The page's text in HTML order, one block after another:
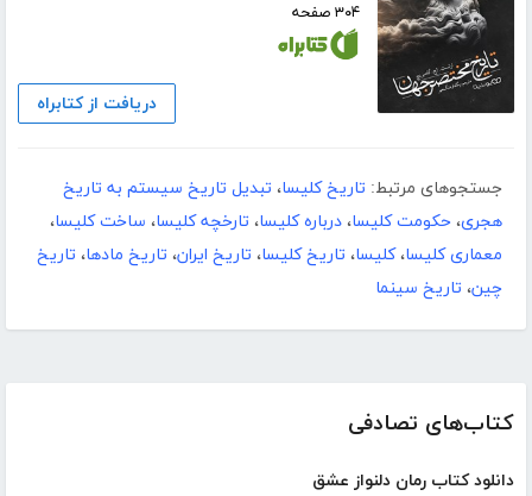
کتاب‌های تصادفی
دانلود کتاب رمان دلنواز عشق
۳۰۴ صفحه
دریافت از کتابراه
جستجوهای مرتبط: تاریخ کلیسا، تبدیل تاریخ سیستم به تاریخ
هجری، حکومت کلیسا، درباره کلیسا، تارخچه کلیسا، ساخت کلیسا،
معماری کلیسا،کلیسا، تاریخ کلیسا، تاریخ ایران، تاریخ مادها، تاریخ
چین، تاریخ سینما